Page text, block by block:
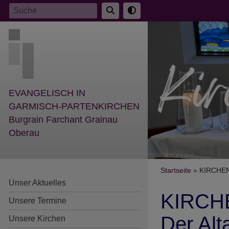
Direkt
zum
Inhalt
EVANGELISCH IN
GARMISCH-PARTENKIRCHEN
Burgrain Farchant Grainau
Oberau
Unser Aktuelles
Unsere Termine
Unsere Kirchen
Startseite
Der